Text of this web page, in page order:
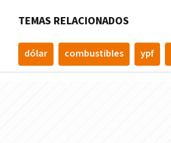
TEMAS RELACIONADOS
dólar combustibles ypf